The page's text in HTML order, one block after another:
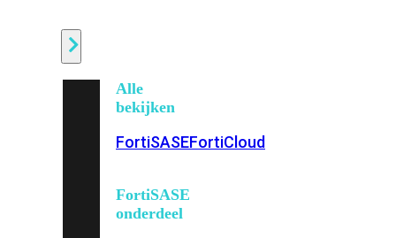
Alle
bekijken
FortiSASEFortiCloud
FortiSASE
onderdeel